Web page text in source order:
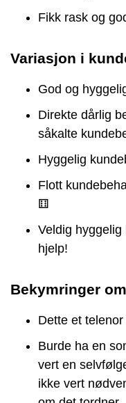
Fikk rask og
Variasjon i
God og
Direkte dårlig
såkalte
Hyggelig
Flott
⚅
Veldig hyggelig
hjelp!
Bekymringer
Dette et
Burde ha en
vert en
ikke vert